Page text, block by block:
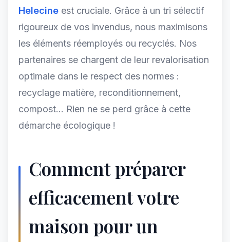
Helecine est cruciale. Grâce à un tri sélectif
rigoureux de vos invendus, nous maximisons
les éléments réemployés ou recyclés. Nos
partenaires se chargent de leur revalorisation
optimale dans le respect des normes :
recyclage matière, reconditionnement,
compost... Rien ne se perd grâce à cette
démarche écologique !
Comment préparer
efficacement votre
maison pour un